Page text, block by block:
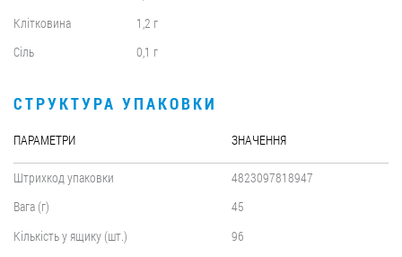
Клітковина
1,2 г
Сіль
0,1 г
СТРУКТУРА УПАКОВКИ
ПАРАМЕТРИ ЗНАЧЕННЯ
Штрихкод упаковки
4823097818947
Вага (г)
45
Кількість у ящику (шт.)
96